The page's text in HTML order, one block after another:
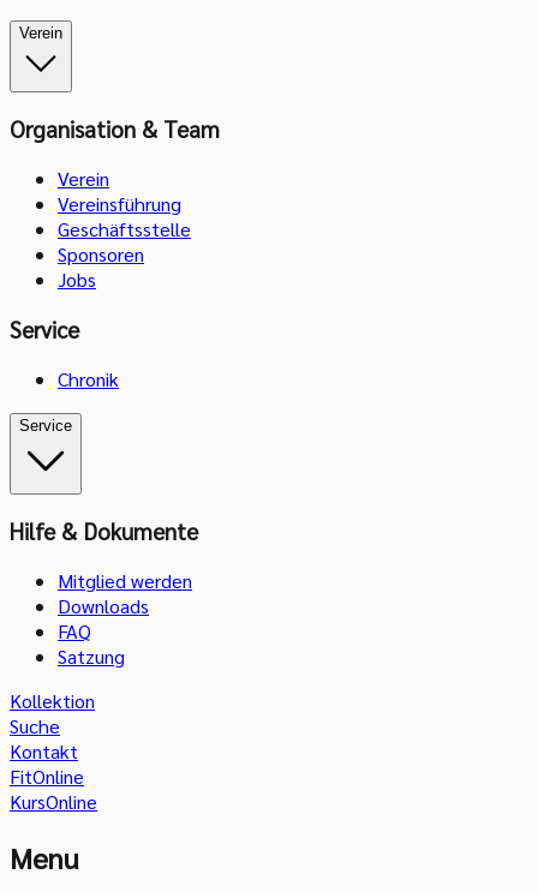
Verein
Organisation & Team
Verein
Vereinsführung
Geschäftsstelle
Sponsoren
Jobs
Service
Chronik
Service
Hilfe & Dokumente
Mitglied werden
Downloads
FAQ
Satzung
Kollektion
Suche
Kontakt
FitOnline
KursOnline
Menu